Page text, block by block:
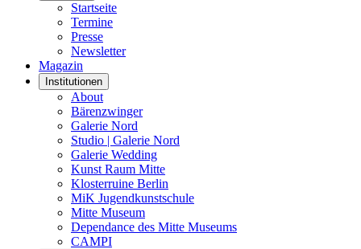
Startseite
Termine
Presse
Newsletter
Magazin
Institutionen
About
Bärenzwinger
Galerie Nord
Studio | Galerie Nord
Galerie Wedding
Kunst Raum Mitte
Klosterruine Berlin
MiK Jugendkunstschule
Mitte Museum
Dependance des Mitte Museums
CAMPI